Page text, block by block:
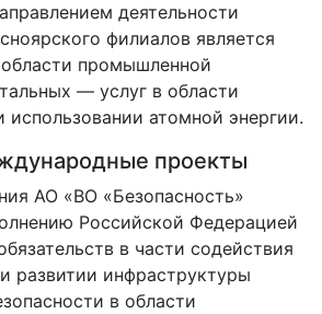
деятельности
филиалов является
области промышленной
— услуг в области
использовании атомной энергии.
проекты
АО «ВО «Безопасность»
Российской Федерацией
в части содействия
развитии инфраструктуры
в области